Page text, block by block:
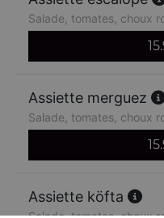
Salade, tomates, choux
Assiette merguez
Salade, tomates, choux
Assiette köfta